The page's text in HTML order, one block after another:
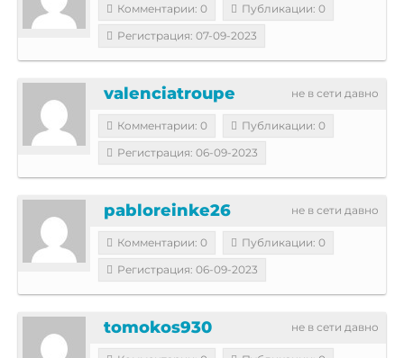
Комментарии: 0
Публикации: 0
Регистрация: 07-09-2023
не в сети давно
valenciatroupe
Комментарии: 0
Публикации: 0
Регистрация: 06-09-2023
не в сети давно
pabloreinke26
Комментарии: 0
Публикации: 0
Регистрация: 06-09-2023
не в сети давно
tomokos930